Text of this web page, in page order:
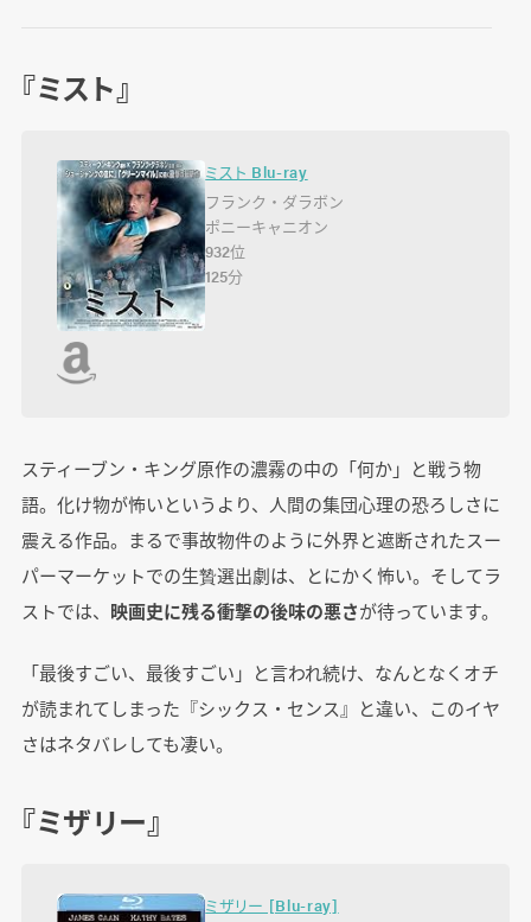
『ミスト』
ミスト Blu-ray
フランク・ダラボン
ポニーキャニオン
932位
125分
スティーブン・キング原作の濃霧の中の「何か」と戦う物
語。化け物が怖いというより、人間の集団心理の恐ろしさに
震える作品。まるで事故物件のように外界と遮断されたスー
パーマーケットでの生贄選出劇は、とにかく怖い。そしてラ
ストでは、 映画史に残る衝撃の後味の悪さが待っています。
「最後すごい、最後すごい」と言われ続け、なんとなくオチ
が読まれてしまった『シックス・センス』と違い、このイヤ
さはネタバレしても凄い。
『ミザリー』
ミザリー [Blu-ray]